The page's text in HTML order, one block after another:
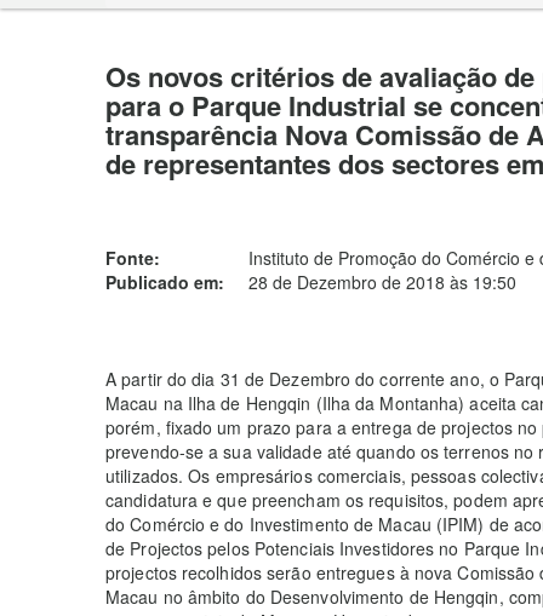
Os novos critérios de avaliação
para o Parque Industrial se
transparência Nova Comissão de
de representantes dos sectores
Fonte:
Instituto de Promoção do Comércio
Publicado em:
28 de Dezembro de 2018 às 19:50
A partir do dia 31 de Dezembro do corrente ano, o
Macau na Ilha de Hengqin (Ilha da Montanha) aceita
porém, fixado um prazo para a entrega de projectos
prevendo-se a sua validade até quando os terrenos
utilizados. Os empresários comerciais, pessoas
candidatura e que preencham os requisitos, podem
do Comércio e do Investimento de Macau (IPIM) de
de Projectos pelos Potenciais Investidores no Parque
projectos recolhidos serão entregues à nova
Macau no âmbito do Desenvolvimento de Hengqin,